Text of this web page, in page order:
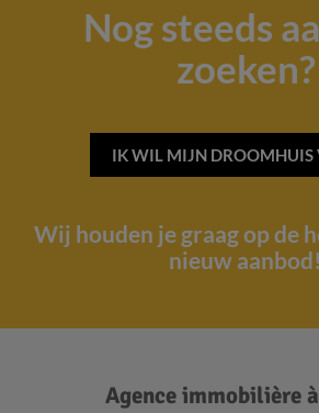
Nog steeds
zoeken?
IK WIL MIJN DROOMHUIS
Wij houden je graag op de
nieuw aanbod!
Agence immobilière